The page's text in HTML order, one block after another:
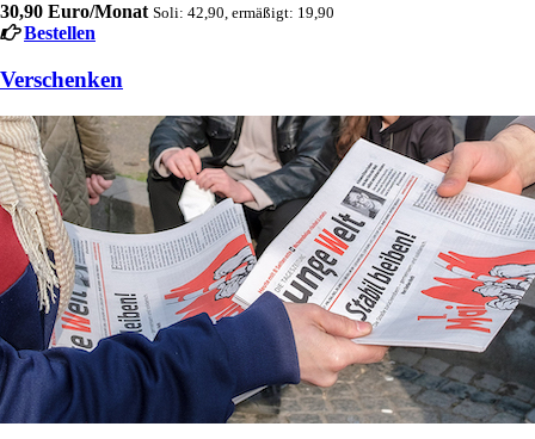
30,90 Euro/Monat Soli: 42,90, ermäßigt: 19,90
Bestellen
Verschenken